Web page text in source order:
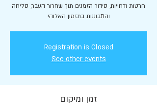
חרטות ודחייות, סידור הזמנים תוך שחרור העבר, סליחה
והתבוננות בתזמון האלוהי
Registration is Closed
See other events
זמן ומיקום